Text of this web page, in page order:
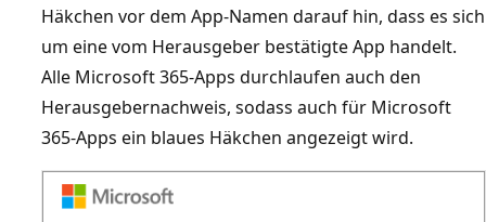
Häkchen vor dem App-Namen darauf hin, dass es sich
um eine vom Herausgeber bestätigte App handelt.
Alle Microsoft 365-Apps durchlaufen auch den
Herausgebernachweis, sodass auch für Microsoft
365-Apps ein blaues Häkchen angezeigt wird.